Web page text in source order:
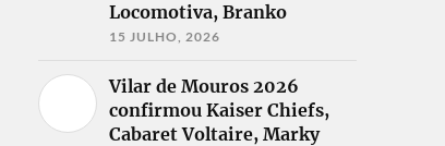
Locomotiva, Branko
15 JULHO, 2026
Vilar de Mouros 2026
confirmou Kaiser Chiefs,
Cabaret Voltaire, Marky